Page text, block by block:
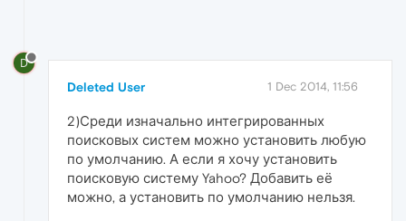
D
Deleted User 1 Dec 2014, 11:56
2)Среди изначально интегрированных
поисковых систем можно установить любую
по умолчанию. А если я хочу установить
поисковую систему Yahoo? Добавить её
можно, а установить по умолчанию нельзя.